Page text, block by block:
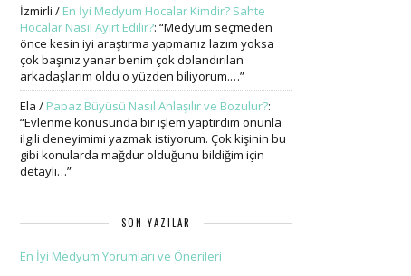
İzmirli / En İyi Medyum Hocalar Kimdir? Sahte
Hocalar Nasıl Ayırt Edilir?: “Medyum seçmeden
önce kesin iyi araştırma yapmanız lazım yoksa
çok başınız yanar benim çok dolandırılan
arkadaşlarım oldu o yüzden biliyorum.…”
Ela / Papaz Büyüsü Nasıl Anlaşılır ve Bozulur?:
“Evlenme konusunda bir işlem yaptırdım onunla
ilgili deneyimimi yazmak istiyorum. Çok kişinin bu
gibi konularda mağdur olduğunu bildiğim için
detaylı…”
SON YAZILAR
En İyi Medyum Yorumları ve Önerileri